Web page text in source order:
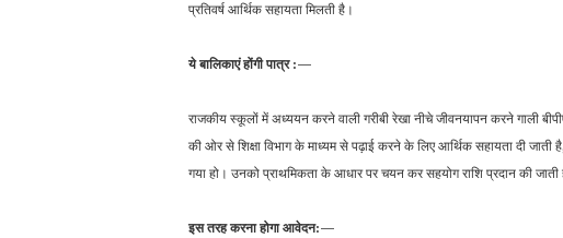
प्रतिवर्ष आर्थिक सहायता मिलती है।
ये बालिकाएं होंगी पात्र :—
राजकीय स्कूलों में अध्ययन करने वाली गरीबी रेखा नीचे जीवनयापन करने गाली
की ओर से शिक्षा विभाग के माध्यम से पढ़ाई करने के लिए आर्थिक सहायता दी जाती
गया हो। उनको प्राथमिकता के आधार पर चयन कर सहयोग राशि प्रदान की जाती
इस तरह करना होगा आवेदन:—